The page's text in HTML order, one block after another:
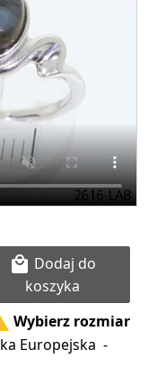

koszyka
Wybierz rozmiar
Europejska -